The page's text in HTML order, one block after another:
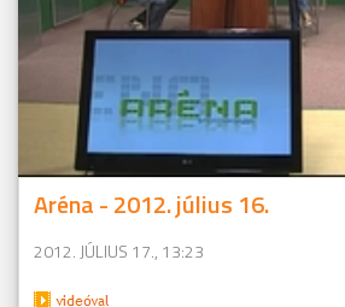
Aréna - 2012. július 16.
2012. JÚLIUS 17., 13:23